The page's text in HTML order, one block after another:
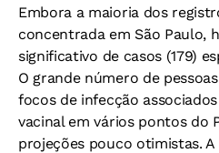
Embora a maioria dos
concentrada em São Paulo,
significativo de casos (179)
O grande número de
focos de infecção
vacinal em vários pontos do
projeções pouco otimistas.